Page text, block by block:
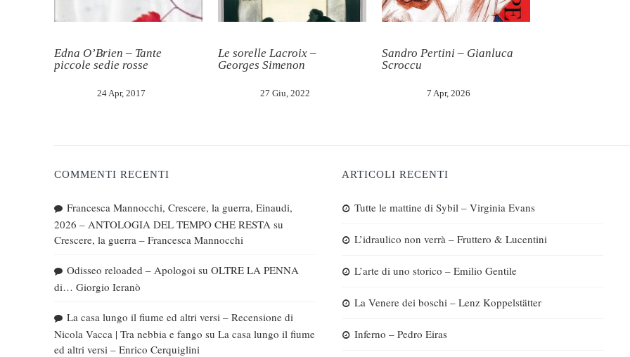
Edna O’Brien – Tante
piccole sedie rosse
24 Apr, 2017
Le sorelle Lacroix –
Georges Simenon
27 Giu, 2022
Sandro Pertini – Gianluca
Scroccu
7 Apr, 2026
COMMENTI RECENTI
Francesca Mannocchi, Crescere, la guerra, Einaudi,
2026 – ANTOLOGIA DEL TEMPO CHE RESTA su
Crescere, la guerra – Francesca Mannocchi
Odisseo reloaded – Apologoi su OLTRE LA PENNA
di… Giorgio Ieranò
La casa lungo il fiume ed altri versi – Recensione di
Nicola Vacca | Tra nebbia e fango su La casa lungo il fiume
ed altri versi – Enrico Cerquiglini
ARTICOLI RECENTI
Tutte le mattine di Sybil – Virginia Evans
L’idraulico non verrà – Fruttero & Lucentini
L’arte di uno storico – Emilio Gentile
La Venere dei boschi – Lenz Koppelstätter
Inferno – Pedro Eiras